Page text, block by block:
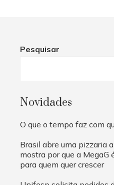
Pesquisar
Novidades
O que o tempo faz com
Brasil abre uma pizzaria
mostra por que a MegaG
para quem quer crescer